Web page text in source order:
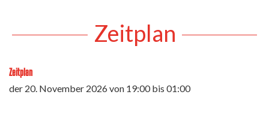
Zeitplan
Zeitplan
der 20. November 2026von 19:00 bis 01:00